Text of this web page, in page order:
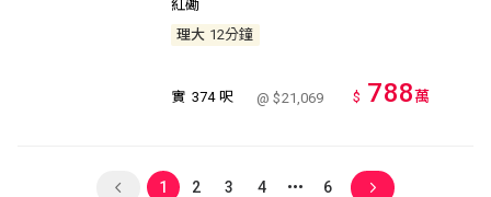
紅磡
理大 12分鐘
實 374 呎 @ $21,069 $ 788萬
1 2 3 4 6